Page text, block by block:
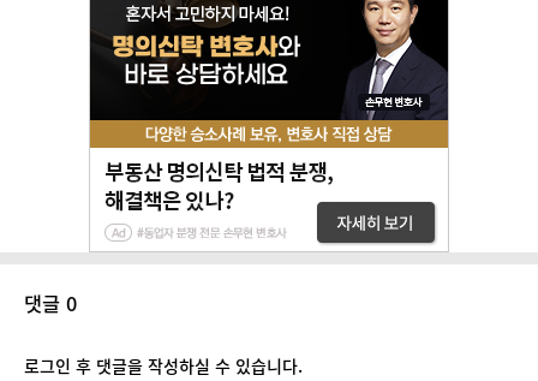
댓글 0
로그인 후 댓글을 작성하실 수 있습니다.